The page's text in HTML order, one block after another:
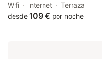
WiFi. The property is non-
from Playa de Peñarrubia.
Wifi Internet
Terraza
desde 109 € por noche